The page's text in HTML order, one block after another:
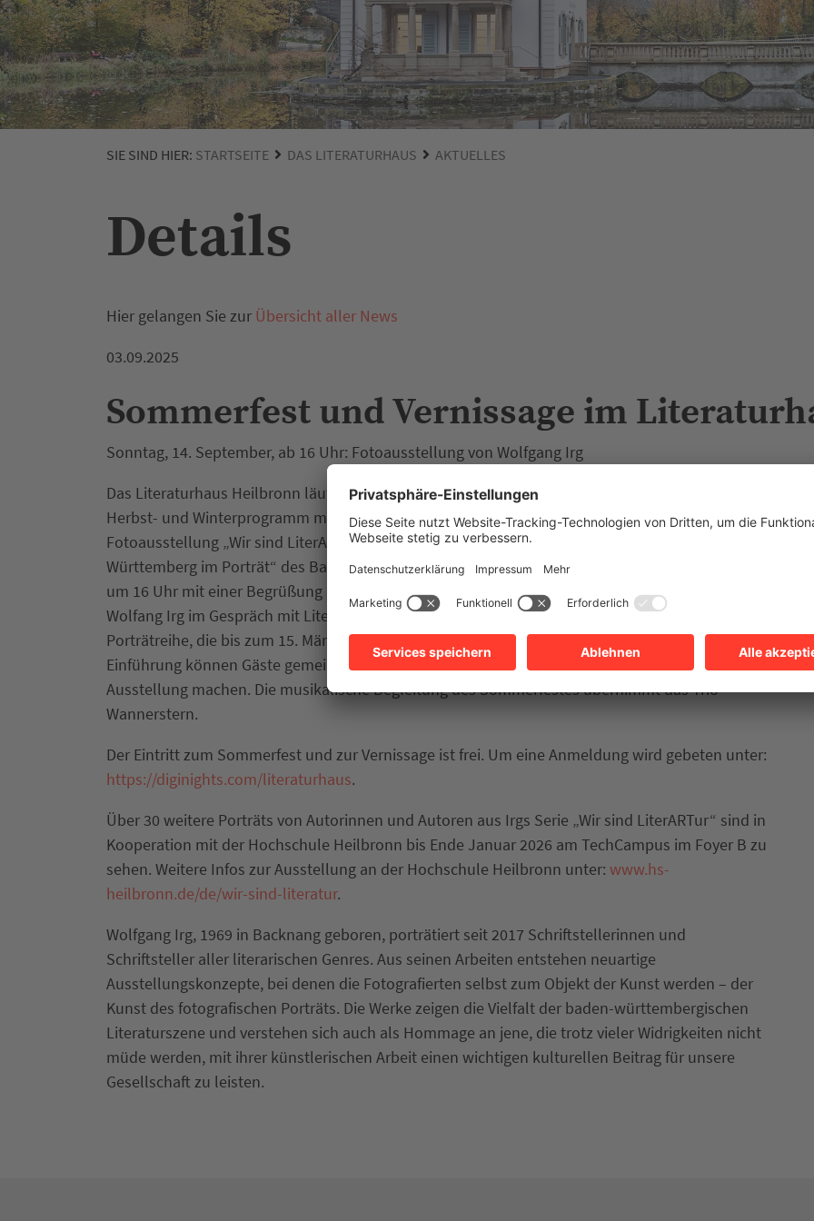
SIE SIND HIER: STARTSEITE DAS LITERATURHAUS AKTUELLES
Details
Hier gelangen Sie zur Übersicht aller News
03.09.2025
Sommerfest und Vernissage im
Sonntag, 14. September, ab 16 Uhr: Fotoausstellung von Wolfgang Irg
Das Literaturhaus Heilbronn läutet am Sonntag, dem 14. September, ab 16 Uhr, das neue
Herbst- und Winterprogramm mit einem Sommerfest am Trappensee und der Eröffnung der
Fotoausstellung „Wir sind LiterARTur – Schriftstellerinnen und Schriftsteller aus Baden-
Württemberg im Porträt“ des Backnanger Fotografen Wolfgang Irg ein. Die Veranstaltung beginnt
um 16 Uhr mit einer Begrüßung durch Bürgermeisterin Agnes Christner. Im Anschluss gibt
Wolfang Irg im Gespräch mit Literaturhausleiter Dr. Anton Knittel eine Einführung zu seiner
Porträtreihe, die bis zum 15. März 2026 die Wände des Literaturhauses zieren wird. Nach der
Einführung können Gäste gemeinsam mit dem Fotografen einen Rundgang durch die
Ausstellung machen. Die musikalische Begleitung des Sommerfestes übernimmt das Trio
Wannerstern.
Der Eintritt zum Sommerfest und zur Vernissage ist frei. Um eine Anmeldung wird gebeten unter:
https://diginights.com/literaturhaus.
Über 30 weitere Porträts von Autorinnen und Autoren aus Irgs Serie „Wir sind LiterARTur“ sind in
Kooperation mit der Hochschule Heilbronn bis Ende Januar 2026 am TechCampus im Foyer B zu
sehen. Weitere Infos zur Ausstellung an der Hochschule Heilbronn unter: www.hs-
heilbronn.de/de/wir-sind-literatur.
Wolfgang Irg, 1969 in Backnang geboren, porträtiert seit 2017 Schriftstellerinnen und
Schriftsteller aller literarischen Genres. Aus seinen Arbeiten entstehen neuartige
Ausstellungskonzepte, bei denen die Fotografierten selbst zum Objekt der Kunst werden – der
Kunst des fotografischen Porträts. Die Werke zeigen die Vielfalt der baden-württembergischen
Literaturszene und verstehen sich auch als Hommage an jene, die trotz vieler Widrigkeiten nicht
müde werden, mit ihrer künstlerischen Arbeit einen wichtigen kulturellen Beitrag für unsere
Gesellschaft zu leisten.